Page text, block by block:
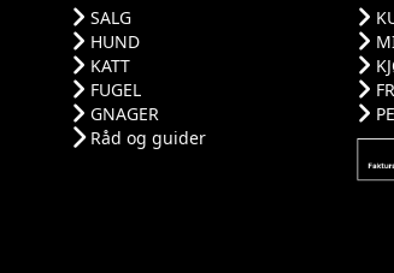
SALG
HUND
KATT
FUGEL
GNAGER
Råd og guider